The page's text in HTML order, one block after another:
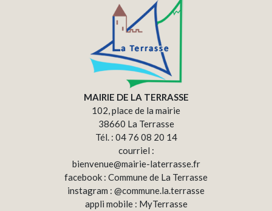
MAIRIE DE LA TERRASSE
102, place de la mairie
38660 La Terrasse
Tél. : 04 76 08 20 14
courriel :
bienvenue@mairie-laterrasse.fr
facebook : Commune de La Terrasse
instagram : @commune.la.terrasse
appli mobile : MyTerrasse